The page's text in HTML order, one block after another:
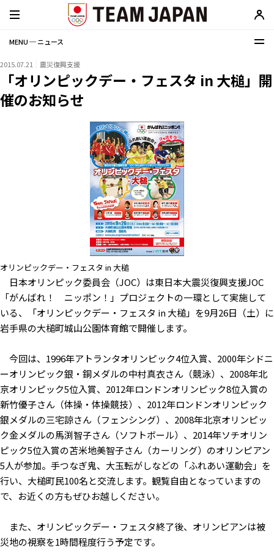
MENU ─ ニュース
2015.07.21 震災復興支援
「オリンピックデー・フェスタ in 大槌」開
催のお知らせ
オリンピックデー・フェスタ in 大槌
日本オリンピック委員会（JOC）は東日本大震災復興支援JOC
「がんばれ！ ニッポン！」プロジェクトの一環として実施して
いる、「オリンピックデー・フェスタ in 大槌」を9月26日（土）に
岩手県の大槌町城山公園体育館で開催します。
今回は、1996年アトランタオリンピック4位入賞、2000年シドニ
ーオリンピック銀・銅メダルの中村真衣さん（競泳）、2008年北
京オリンピック5位入賞、2012年ロンドンオリンピック8位入賞の
新竹優子さん（体操・体操競技）、2012年ロンドンオリンピック
銀メダルの三宅諒さん（フェンシング）、2008年北京オリンピッ
ク金メダルの馬渕智子さん（ソフトボール）、2014年ソチオリン
ピック5位入賞の苫米地美智子さん（カーリング）のオリンピアン
5人が参加。手つなぎ鬼、大玉転がしなどの「ふれあい運動会」を
行い、大槌町民100名と交流します。観覧自由となっていますの
で、お近くの方もぜひお越しください。
また、オリンピックデー・フェスタ終了後、オリンピアンは被
災地の視察を1時間程度行う予定です。